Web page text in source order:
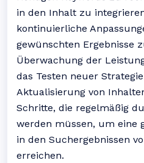
in den Inhalt zu
kontinuierliche
gewünschten Ergebnisse
Überwachung der
das Testen neuer
Aktualisierung von
Schritte, die regelmäßig
werden müssen, um eine
in den Suchergebnissen
erreichen.